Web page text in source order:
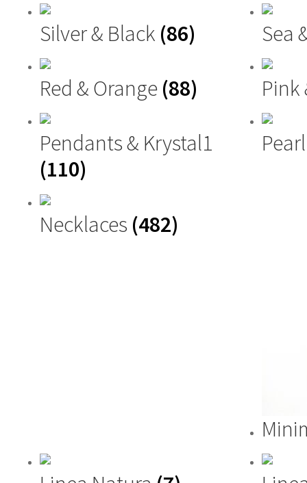
Silver & Black (86) Sea
Red & Orange (88) Pink
Pendants & Krystal1
(110)
Necklaces (482)